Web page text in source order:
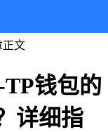
正文
钱包的
详细指